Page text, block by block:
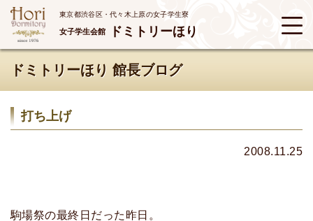
東京都渋谷区・代々木上原の女子学生寮
女子学生会館 ドミトリーほり
ドミトリーほり 館長ブログ
打ち上げ
2008.11.25
駒場祭の最終日だった昨日。